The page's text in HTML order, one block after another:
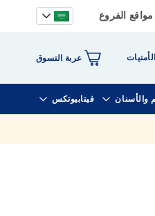
مواقع الفروع
عربة التسوق
والأسنان فيتابيوتكس